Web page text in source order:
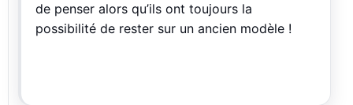
de penser alors qu’ils ont toujours la
possibilité de rester sur un ancien modèle !